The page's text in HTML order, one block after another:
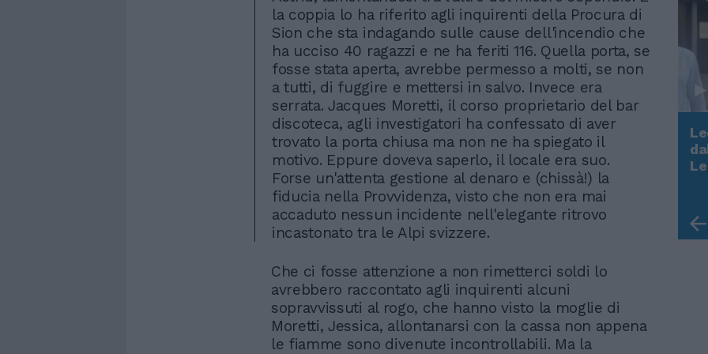
la coppia lo ha riferito agli inquirenti della Procura di
Sion che sta indagando sulle cause dell'incendio che
ha ucciso 40 ragazzi e ne ha feriti 116. Quella porta, se
fosse stata aperta, avrebbe permesso a molti, se non
a tutti, di fuggire e mettersi in salvo. Invece era
serrata. Jacques Moretti, il corso proprietario del bar
discoteca, agli investigatori ha confessato di aver
trovato la porta chiusa ma non ne ha spiegato il
motivo. Eppure doveva saperlo, il locale era suo.
Forse un'attenta gestione al denaro e (chissà!) la
fiducia nella Provvidenza, visto che non era mai
accaduto nessun incidente nell'elegante ritrovo
incastonato tra le Alpi svizzere.
Che ci fosse attenzione a non rimetterci soldi lo
avrebbero raccontato agli inquirenti alcuni
sopravvissuti al rogo, che hanno visto la moglie di
Moretti, Jessica, allontanarsi con la cassa non appena
le fiamme sono divenute incontrollabili. Ma la
Rudy Giuliani a Come States?
Trump, Meloni e la strategia
americana